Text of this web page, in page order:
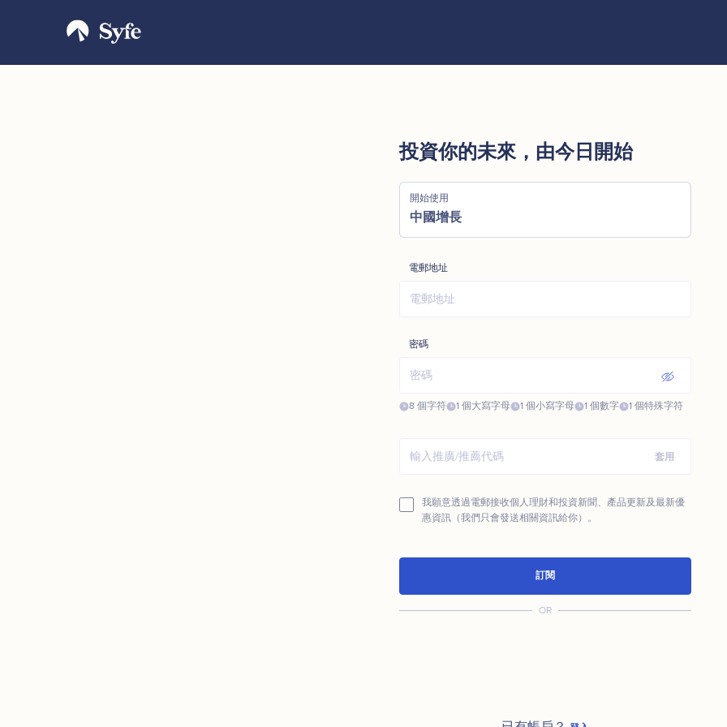
投資你的未來，由今日開始
開始使用
中國增長
電郵地址
密碼
8 個字符 1 個大寫字母 1 個小寫字母 1 個數字 1 個特殊字符
套用
我願意透過電郵接收個人理財和投資新聞、產品更新及最新優
惠資訊（我們只會發送相關資訊給你）。
訂閱
OR